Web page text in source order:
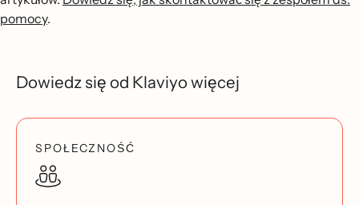
pomocy.
Dowiedz się od Klaviyo więcej
SPOŁECZNOŚĆ